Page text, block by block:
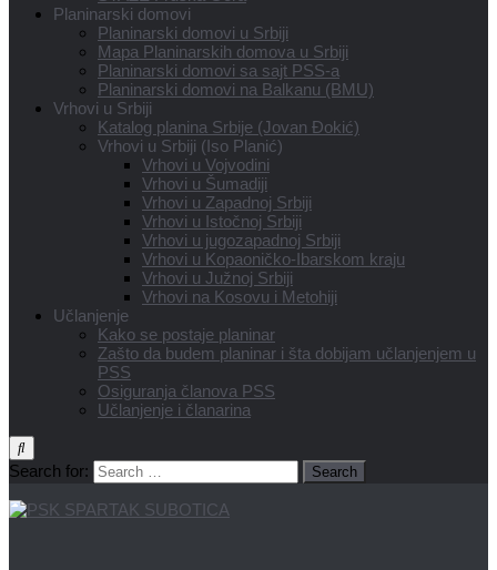
Planinarski domovi
Planinarski domovi u Srbiji
Mapa Planinarskih domova u Srbiji
Planinarski domovi sa sajt PSS-a
Planinarski domovi na Balkanu (BMU)
Vrhovi u Srbiji
Katalog planina Srbije (Jovan Đokić)
Vrhovi u Srbiji (Iso Planić)
Vrhovi u Vojvodini
Vrhovi u Šumadiji
Vrhovi u Zapadnoj Srbiji
Vrhovi u Istočnoj Srbiji
Vrhovi u jugozapadnoj Srbiji
Vrhovi u Kopaoničko-Ibarskom kraju
Vrhovi u Južnoj Srbiji
Vrhovi na Kosovu i Metohiji
Učlanjenje
Kako se postaje planinar
Zašto da budem planinar i šta dobijam učlanjenjem u
PSS
Osiguranja članova PSS
Učlanjenje i članarina
Search for: